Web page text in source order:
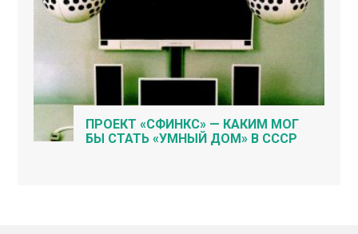
ПРОЕКТ «СФИНКС» — КАКИМ МОГ
БЫ СТАТЬ «УМНЫЙ ДОМ» В СССР